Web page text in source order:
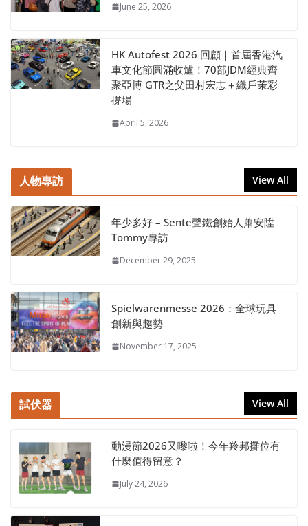
June 25, 2026
HK Autofest 2026 回顧｜首屆香港汽
車文化節圓滿收爐！70部JDM經典齊
聚亞博 GTR之父田村宏志＋織戶茉彩
撐場
April 5, 2026
人物專訪 View All
年少多好 – Sente聲鐵創始人蕭安陞
Tommy專訪
December 29, 2025
Spielwarenmesse 2026：全球玩具
創新與趨勢
November 17, 2025
試伏器 View All
動漫節2026又嚟啦！今年羚邦攤位有
什麼值得留意？
July 24, 2026